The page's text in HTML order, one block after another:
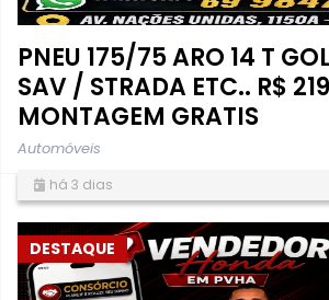
PNEU 175/75 ARO 14 T
SAV / STRADA ETC.. R$
MONTAGEM GRATIS
Automóveis
há 3 dias
DESTAQUE